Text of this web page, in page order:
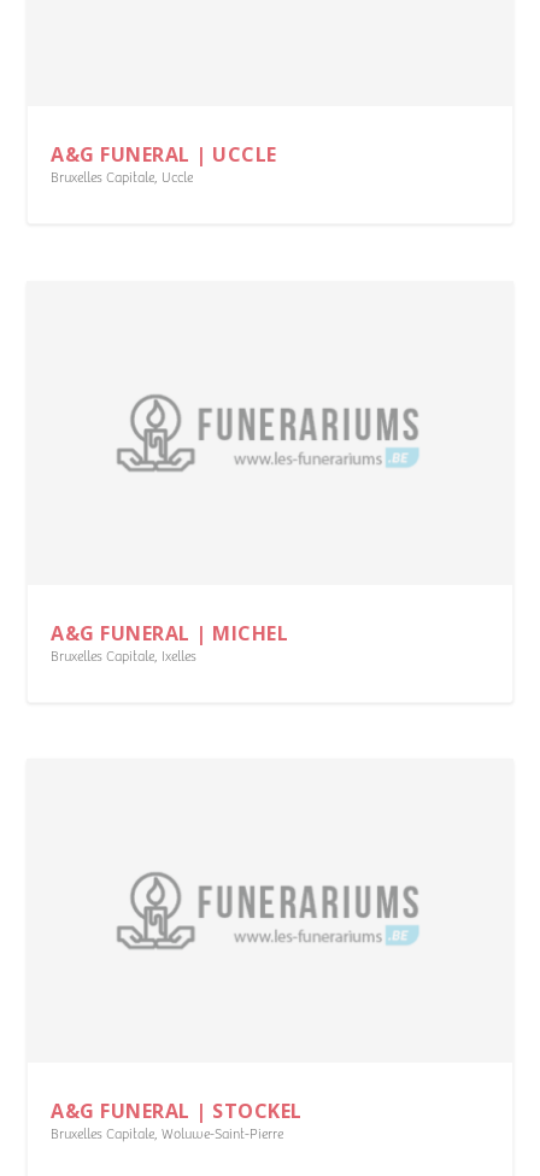
A&G FUNERAL | UCCLE
Bruxelles Capitale, Uccle
A&G FUNERAL | MICHEL
Bruxelles Capitale, Ixelles
A&G FUNERAL | STOCKEL
Bruxelles Capitale,Woluwe-Saint-Pierre